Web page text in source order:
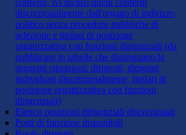
conferiti, ivi inclusi quelli conferiti
discrezionalmente dall'organo di indirizzo
politico senza procedure pubbliche di
selezione e titolari di posizione
organizzativa con funzioni dirigenziali (da
pubblicare in tabelle che distinguano le
seguenti situazioni: dirigenti, dirigenti
individuati discrezionalmente, titolari di
posizione organizzativa con funzioni
dirigenziali)
Elenco posizioni dirigenziali discrezionali
Posti di funzione disponibili